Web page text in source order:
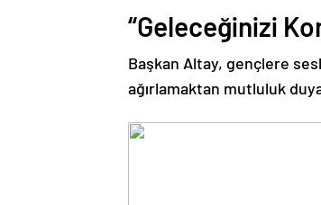
“Geleceğinizi
Başkan Altay, gençlere
ağırlamaktan mutluluk